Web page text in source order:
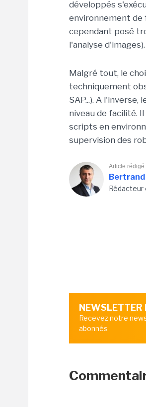
développés
environnement
cependant posé
l'analyse d'images).
Malgré tout, le
techniquement
SAP...). A
niveau de facilité.
scripts en
supervision des
Article rédigé
Rédacteur
NEWSLETTER
Recevez notre
abonnés